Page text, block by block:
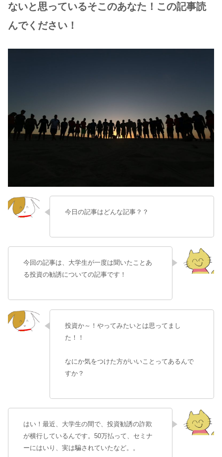
ないと思っているそこのあなた！この記事読
んでください！
今日の記事はどんな記事？？
今回の記事は、大学生が一度は聞いたことあ
る投資の勧誘についての記事です！
投資か～！やってみたいとは思ってまし
た！！
なにか気をつけた方がいいことってあるんで
すか？
はい！最近、大学生の間で、投資勧誘の詐欺
が横行しているんです。50万払って、セミナ
ーにはいり、実は騙されていたなど。。